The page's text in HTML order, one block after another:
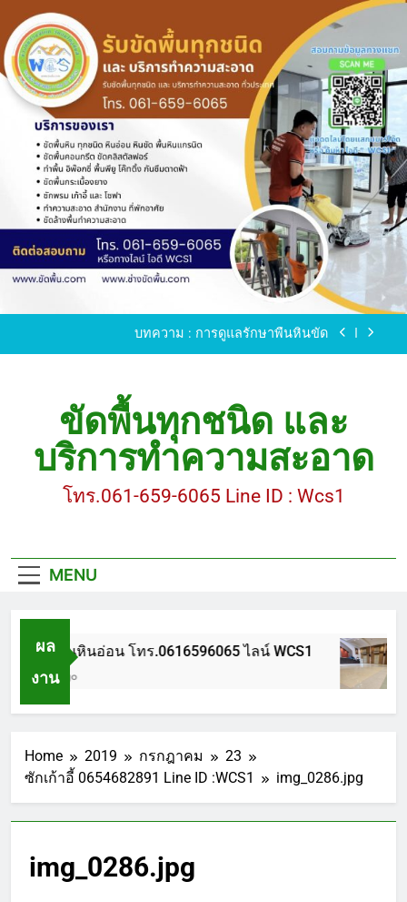
to
content
ขัดพื้นหินขัด อบต.แหลมบัวนครปฐม
ขัดพื้นหินอ่อน โทร.0616596065 ไลน์ WCS1
บทความ : การดูแลรักษาพื้นหินขัด
ขัดพื้นหินขัด อบต.แหลมบัวนครปฐม
ขัดพื้นหินอ่อน โทร.0616596065 ไลน์ WCS1
บทความ : การดูแลรักษาพื้นหินขัด
ขัดพื้นทุกชนิด และ
บริการทำความสะอาด
โทร.061-659-6065 Line ID : Wcs1
MENU
ผล
งาน
ขัดพื้นหินอ่อน โทร.0616596065 ไลน์ WCS1
1 ปี Ago
Home 2019 กรกฎาคม
23
ซักเก้าอี้ 0654682891 Line ID :WCS1
img_0286.jpg
img_0286.jpg